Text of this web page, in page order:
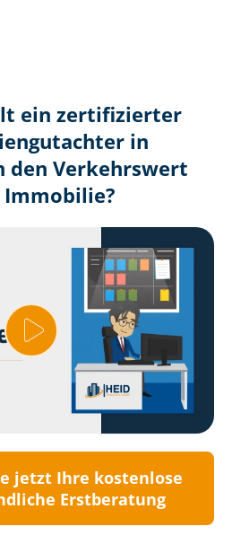
ein zertifizierter
in
den Verkehrswert
jetzt Ihre kostenlose
Erstberatung